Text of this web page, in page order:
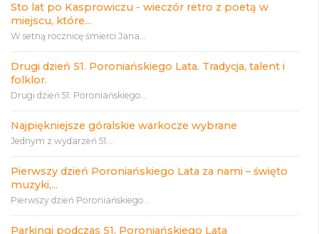
Sto lat po Kasprowiczu - wieczór retro z poetą w
miejscu, które...
W setną rocznicę śmierci Jana...
Drugi dzień 51. Poroniańskiego Lata. Tradycja, talent i
folklor.
Drugi dzień 51. Poroniańskiego...
Najpiękniejsze góralskie warkocze wybrane
Jednym z wydarzeń 51....
Pierwszy dzień Poroniańskiego Lata za nami – święto
muzyki,...
Pierwszy dzień Poroniańskiego...
Parkingi podczas 51. Poroniańskiego Lata